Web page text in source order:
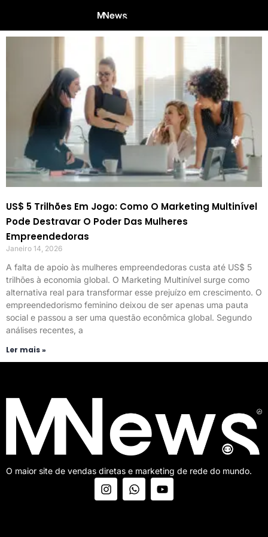
US$ 5 Trilhões Em Jogo: Como O Marketing Multinível
Pode Destravar O Poder Das Mulheres
Empreendedoras
Janeiro 14, 2026
A falta de apoio às mulheres empreendedoras custa até US$ 5
trilhões à economia global. O Marketing Multinível surge como
alternativa real para transformar esse prejuízo em crescimento. O
empreendedorismo feminino deixou de ser apenas uma pauta
social e passou a ser uma questão econômica global. Segundo
análises recentes, a
Ler mais »
O maior site de vendas diretas e marketing de rede do mundo.